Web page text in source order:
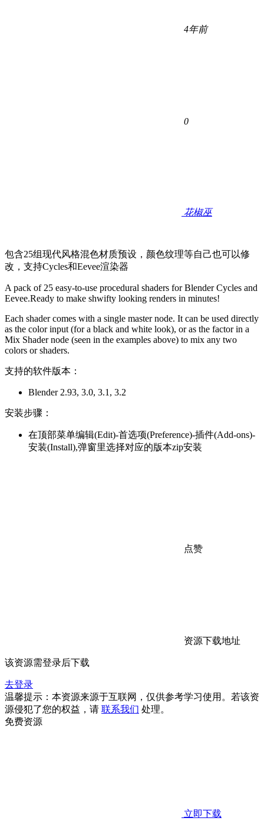
4年前
0
花椒巫
包含25组现代风格混色材质预设，颜色纹理等自己也可以修
改，支持Cycles和Eevee渲染器
A pack of 25 easy-to-use procedural shaders for Blender Cycles and
Eevee.Ready to make shwifty looking renders in minutes!
Each shader comes with a single master node. It can be used directly
as the color input (for a black and white look), or as the factor in a
Mix Shader node (seen in the examples above) to mix any two
colors or shaders.
支持的软件版本：
Blender 2.93, 3.0, 3.1, 3.2
安装步骤：
在顶部菜单编辑(Edit)-首选项(Preference)-插件(Add-ons)-
安装(Install),弹窗里选择对应的版本zip安装
点赞
资源下载地址
该资源需登录后下载
去登录
温馨提示：本资源来源于互联网，仅供参考学习使用。若该资
源侵犯了您的权益，请 联系我们 处理。
免费资源
立即下载